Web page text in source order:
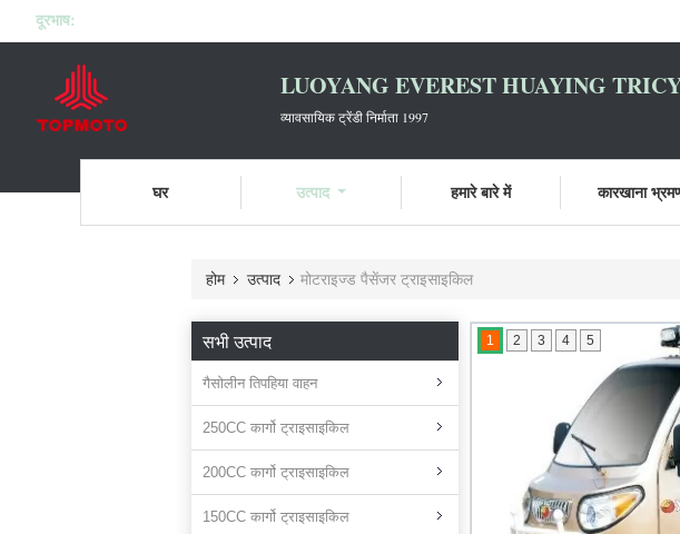
दूरभाष:
LUOYANG EVEREST HUAYING
व्यावसायिक ट्रेंडी निर्माता 1997
घर उत्पाद हमारे बारे में कारखाना
होम उत्पाद मोटराइज्ड पैसेंजर ट्राइसाइकिल
सभी उत्पाद
गैसोलीन तिपहिया वाहन
250CC कार्गो ट्राइसाइकिल
200CC कार्गो ट्राइसाइकिल
150CC कार्गो ट्राइसाइकिल
1 2 3 4 5